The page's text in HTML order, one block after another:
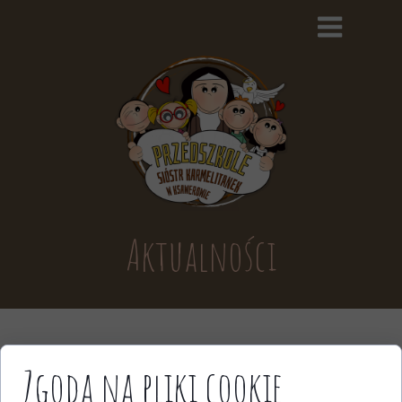
Aktualności
Zgoda na pliki cookie